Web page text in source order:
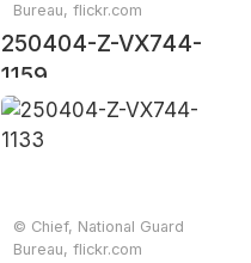
Bureau, flickr.com
250404-Z-VX744-
1159
© Chief, National Guard
Bureau, flickr.com